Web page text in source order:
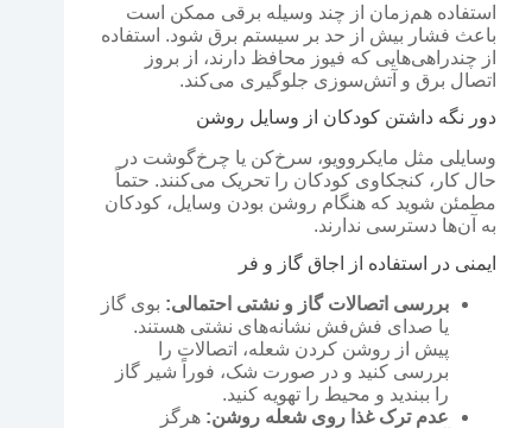
استفاده هم‌زمان از چند وسیله برقی ممکن است
باعث فشار بیش از حد بر سیستم برق شود. استفاده
از چندراهی‌هایی که فیوز محافظ دارند، از بروز
اتصال برق و آتش‌سوزی جلوگیری می‌کند.
دور نگه داشتن کودکان از وسایل روشن
وسایلی مثل مایکروویو، سرخ‌کن یا چرخ‌گوشت در
حال کار، کنجکاوی کودکان را تحریک می‌کنند. حتماً
مطمئن شوید که هنگام روشن بودن وسایل، کودکان
به آن‌ها دسترسی ندارند.
ایمنی در استفاده از اجاق گاز و فر
بررسی اتصالات گاز و نشتی احتمالی: بوی گاز
یا صدای فش‌فش نشانه‌های نشتی هستند.
پیش از روشن کردن شعله، اتصالات را
بررسی کنید و در صورت شک، فوراً شیر گاز
را ببندید و محیط را تهویه کنید.
عدم ترک غذا روی شعله روشن: هرگز